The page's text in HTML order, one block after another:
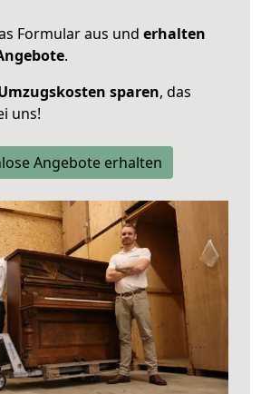
Formular aus und erhalten
.
sparen, das
uns!
Angebote erhalten